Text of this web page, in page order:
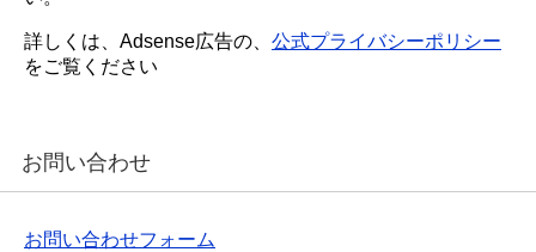
詳しくは、Adsense広告の、 公式プライバシーポリシー
をご覧ください
お問い合わせ
お問い合わせフォーム